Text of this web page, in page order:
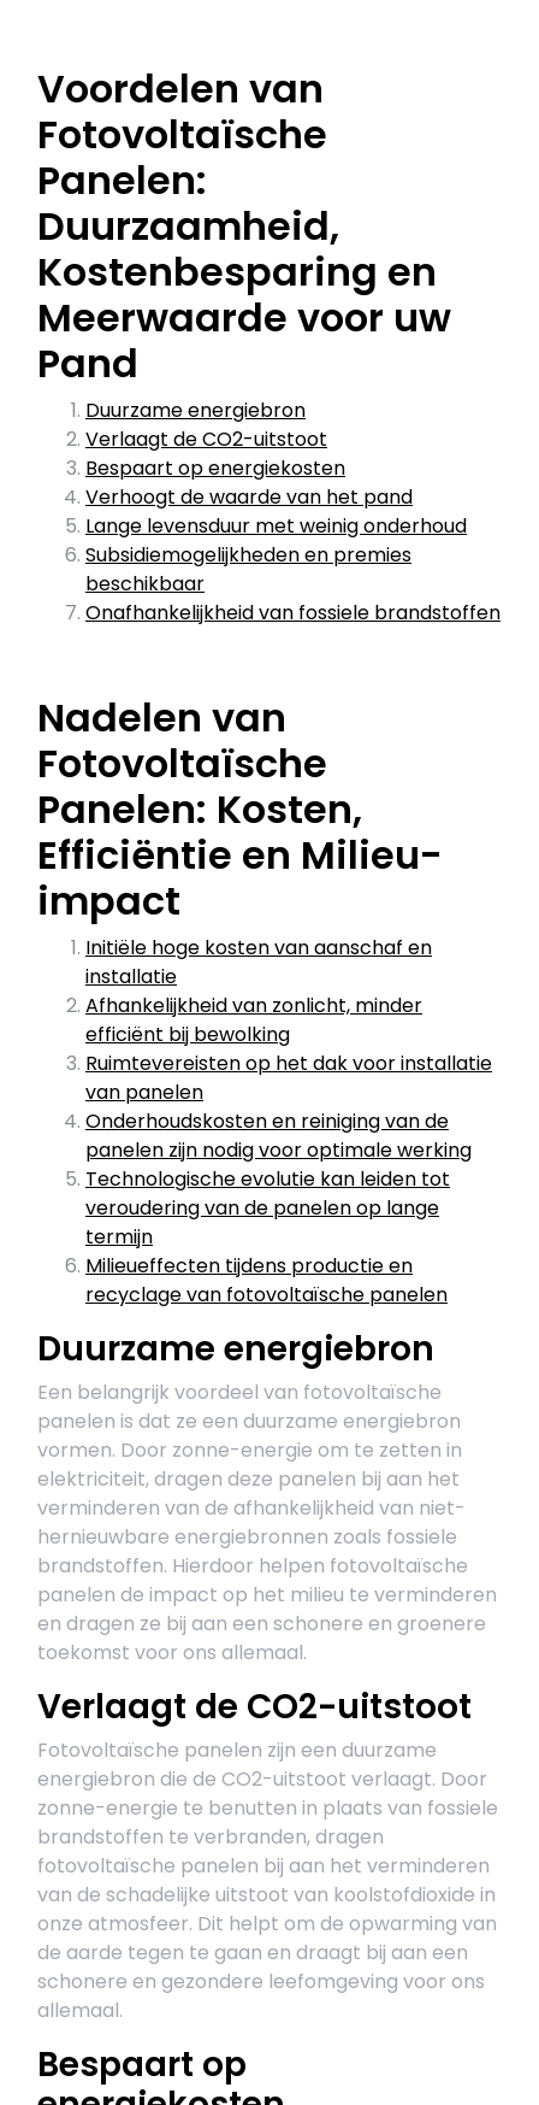
Voordelen van
Fotovoltaïsche
Panelen:
Duurzaamheid,
Kostenbesparing en
Meerwaarde voor uw
Pand
Duurzame energiebron
Verlaagt de CO2-uitstoot
Bespaart op energiekosten
Verhoogt de waarde van het pand
Lange levensduur met weinig onderhoud
Subsidiemogelijkheden en premies
beschikbaar
Onafhankelijkheid van fossiele brandstoffen
Nadelen van
Fotovoltaïsche
Panelen: Kosten,
Efficiëntie en Milieu-
impact
Initiële hoge kosten van aanschaf en
installatie
Afhankelijkheid van zonlicht, minder
efficiënt bij bewolking
Ruimtevereisten op het dak voor installatie
van panelen
Onderhoudskosten en reiniging van de
panelen zijn nodig voor optimale werking
Technologische evolutie kan leiden tot
veroudering van de panelen op lange
termijn
Milieueffecten tijdens productie en
recyclage van fotovoltaïsche panelen
Duurzame energiebron
Een belangrijk voordeel van fotovoltaïsche
panelen is dat ze een duurzame energiebron
vormen. Door zonne-energie om te zetten in
elektriciteit, dragen deze panelen bij aan het
verminderen van de afhankelijkheid van niet-
hernieuwbare energiebronnen zoals fossiele
brandstoffen. Hierdoor helpen fotovoltaïsche
panelen de impact op het milieu te verminderen
en dragen ze bij aan een schonere en groenere
toekomst voor ons allemaal.
Verlaagt de CO2-uitstoot
Fotovoltaïsche panelen zijn een duurzame
energiebron die de CO2-uitstoot verlaagt. Door
zonne-energie te benutten in plaats van fossiele
brandstoffen te verbranden, dragen
fotovoltaïsche panelen bij aan het verminderen
van de schadelijke uitstoot van koolstofdioxide in
onze atmosfeer. Dit helpt om de opwarming van
de aarde tegen te gaan en draagt bij aan een
schonere en gezondere leefomgeving voor ons
allemaal.
Bespaart op